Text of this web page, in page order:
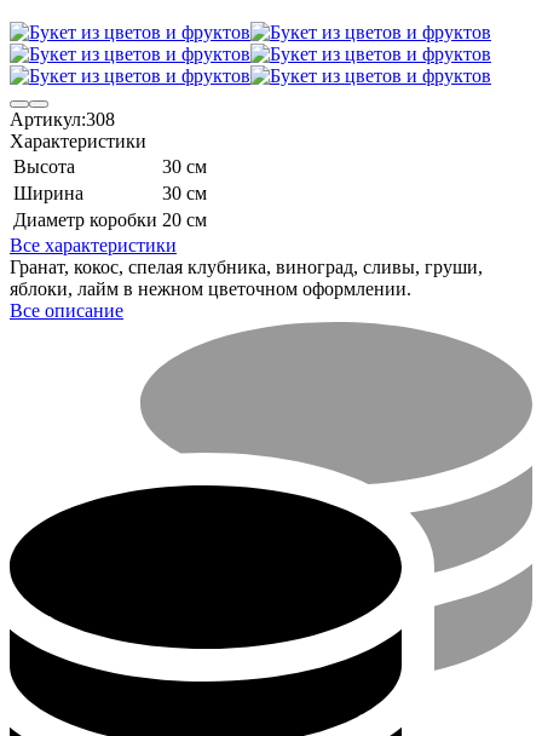
Артикул:308
Характеристики
Высота
30 см
Ширина
30 см
Диаметр коробки 20 см
Все характеристики
Гранат, кокос, спелая клубника, виноград, сливы, груши,
яблоки, лайм в нежном цветочном оформлении.
Все описание